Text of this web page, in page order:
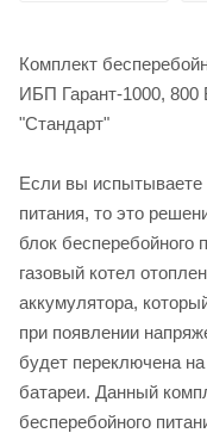
Комплект
ИБП Гарант-1000,
"Стандарт"
Если вы испытываете
питания, то это
блок бесперебойного
газовый котел
аккумулятора,
при появлении
будет переключена
батареи. Данный
бесперебойного